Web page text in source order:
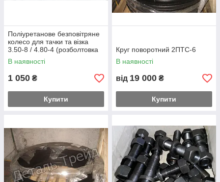
Поліуретанове безповітряне
колесо для тачки та візка
3.50-8 / 4.80-4 (розболтовка
4x110 4x100 або під вісь 20
мм)
В наявності
1 050 ₴
Купити
Круг поворотний 2ПТС-6
В наявності
від 19 000 ₴
Купити